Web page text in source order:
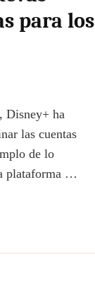
para los
Disney+ ha
las cuentas
de lo
plataforma …